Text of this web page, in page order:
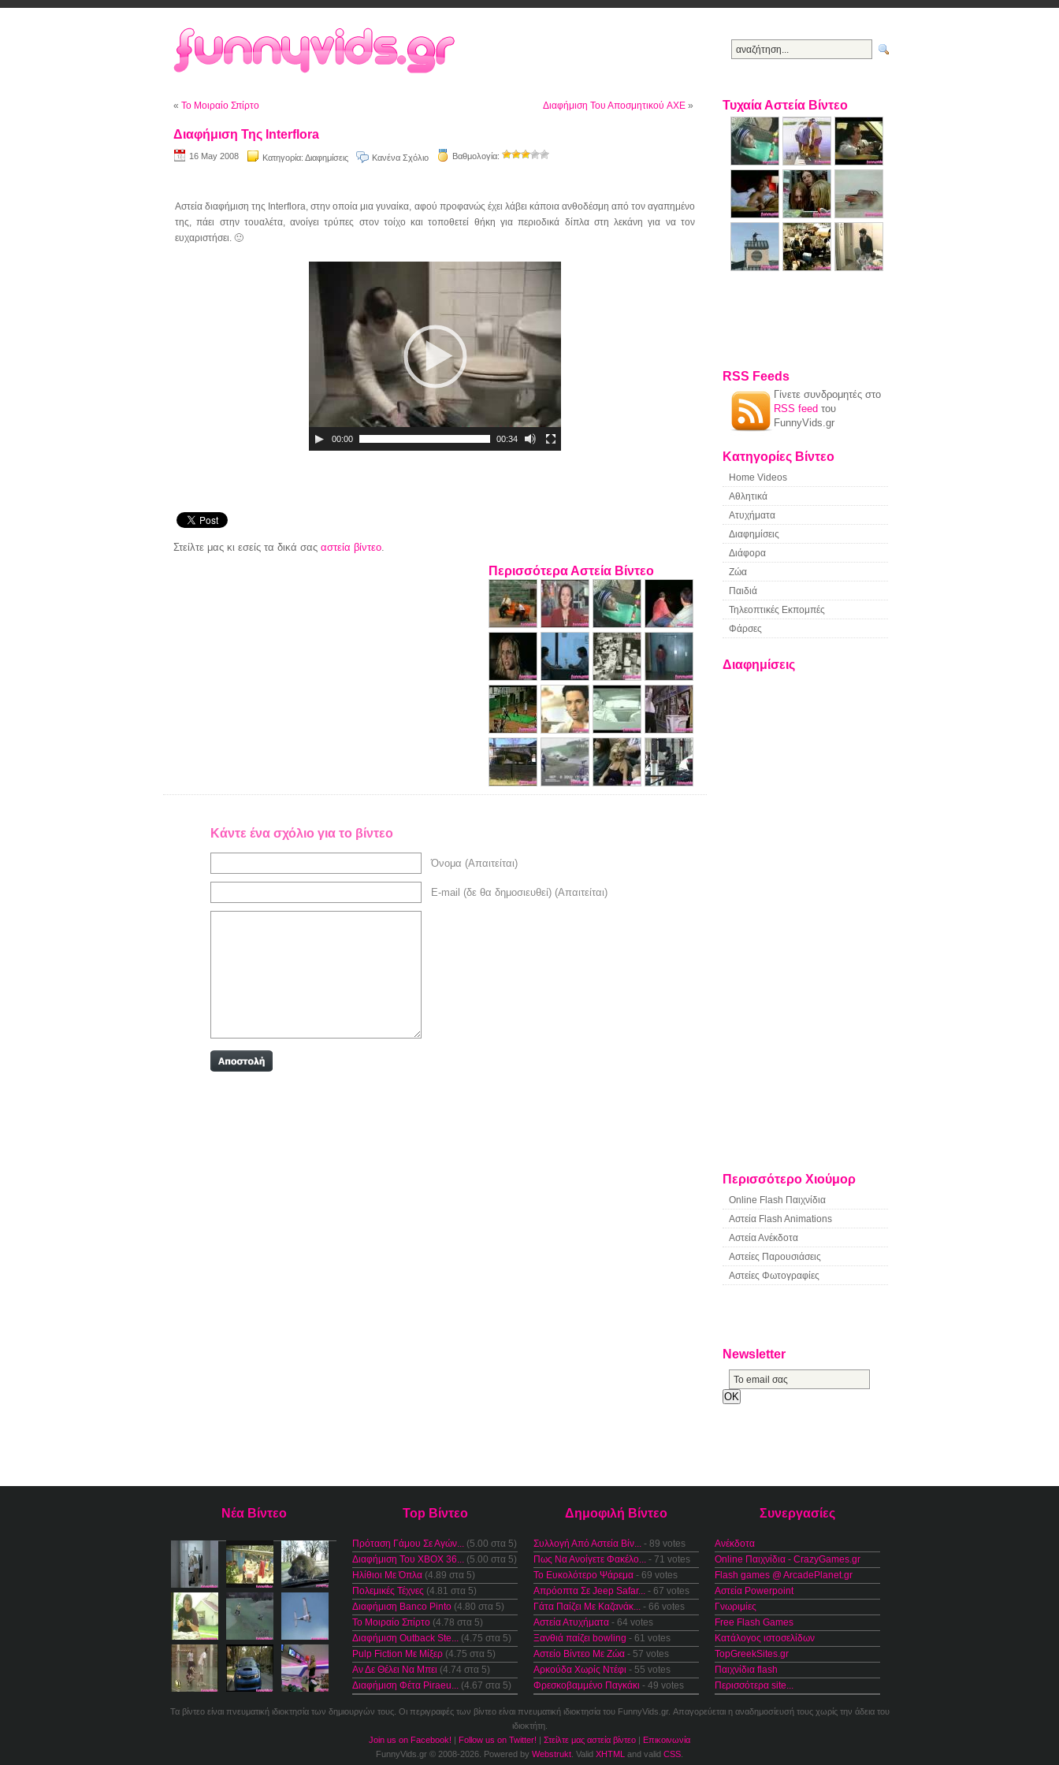
« Το Μοιραίο Σπίρτο Διαφήμιση Του Αποσμητικού AXE »
Διαφήμιση Της Interflora
16 May 2008 Κατηγορία: Διαφημίσεις Κανένα Σχόλιο Βαθμολογία:
Αστεία διαφήμιση της Interflora, στην οποία μια γυναίκα, αφού προφανώς έχει λάβει κάποια ανθοδέσμη από τον αγαπημένο
της, πάει στην τουαλέτα, ανοίγει τρύπες στον τοίχο και τοποθετεί θήκη για περιοδικά δίπλα στη λεκάνη για να τον
ευχαριστήσει. 🙂
00:00 00:34
Στείλτε μας κι εσείς τα δικά σας αστεία βίντεο.
Περισσότερα Αστεία Βίντεο
Κάντε ένα σχόλιο για το βίντεο
Όνομα (Απαιτείται)
E-mail (δε θα δημοσιευθεί) (Απαιτείται)
Τυχαία Αστεία Βίντεο
RSS Feeds
Γίνετε συνδρομητές στο
RSS feed του
FunnyVids.gr
Κατηγορίες Βίντεο
Home Videos
Αθλητικά
Ατυχήματα
Διαφημίσεις
Διάφορα
Ζώα
Παιδιά
Τηλεοπτικές Εκπομπές
Φάρσες
Διαφημίσεις
Περισσότερο Χιούμορ
Online Flash Παιχνίδια
Αστεία Flash Animations
Αστεία Ανέκδοτα
Αστείες Παρουσιάσεις
Αστείες Φωτογραφίες
Newsletter
Νέα Βίντεο Top Βίντεο
Πρόταση Γάμου Σε Αγών... (5.00 στα 5)
Διαφήμιση Του XBOX 36... (5.00 στα 5)
Ηλίθιοι Με Όπλα (4.89 στα 5)
Πολεμικές Τέχνες (4.81 στα 5)
Διαφήμιση Banco Pinto (4.80 στα 5)
Το Μοιραίο Σπίρτο (4.78 στα 5)
Διαφήμιση Outback Ste... (4.75 στα 5)
Pulp Fiction Με Μίξερ (4.75 στα 5)
Αν Δε Θέλει Να Μπει (4.74 στα 5)
Διαφήμιση Φέτα Piraeu... (4.67 στα 5)
Δημοφιλή Βίντεο
Συλλογή Από Αστεία Βίν... - 89 votes
Πως Να Ανοίγετε Φακέλο... - 71 votes
Το Ευκολότερο Ψάρεμα - 69 votes
Απρόοπτα Σε Jeep Safar... - 67 votes
Γάτα Παίζει Με Καζανάκ... - 66 votes
Αστεία Ατυχήματα - 64 votes
Ξανθιά παίζει bowling - 61 votes
Αστείο Βίντεο Με Ζώα - 57 votes
Αρκούδα Χωρίς Ντέφι - 55 votes
Φρεσκοβαμμένο Παγκάκι - 49 votes
Συνεργασίες
Ανέκδοτα
Online Παιχνίδια - CrazyGames.gr
Flash games @ ArcadePlanet.gr
Αστεία Powerpoint
Γνωριμίες
Free Flash Games
Κατάλογος ιστοσελίδων
TopGreekSites.gr
Παιχνίδια flash
Περισσότερα site...
Τα βίντεο είναι πνευματική ιδιοκτησία των δημιουργών τους. Οι περιγραφές των βίντεο είναι πνευματική ιδιοκτησία του FunnyVids.gr. Απαγορεύεται η αναδημοσίευσή τους χωρίς την άδεια του
ιδιοκτήτη.
Join us on Facebook! | Follow us on Twitter! | Στείλτε μας αστεία βίντεο | Επικοινωνία
FunnyVids.gr © 2008-2026. Powered by Webstrukt . Valid XHTML and valid CSS